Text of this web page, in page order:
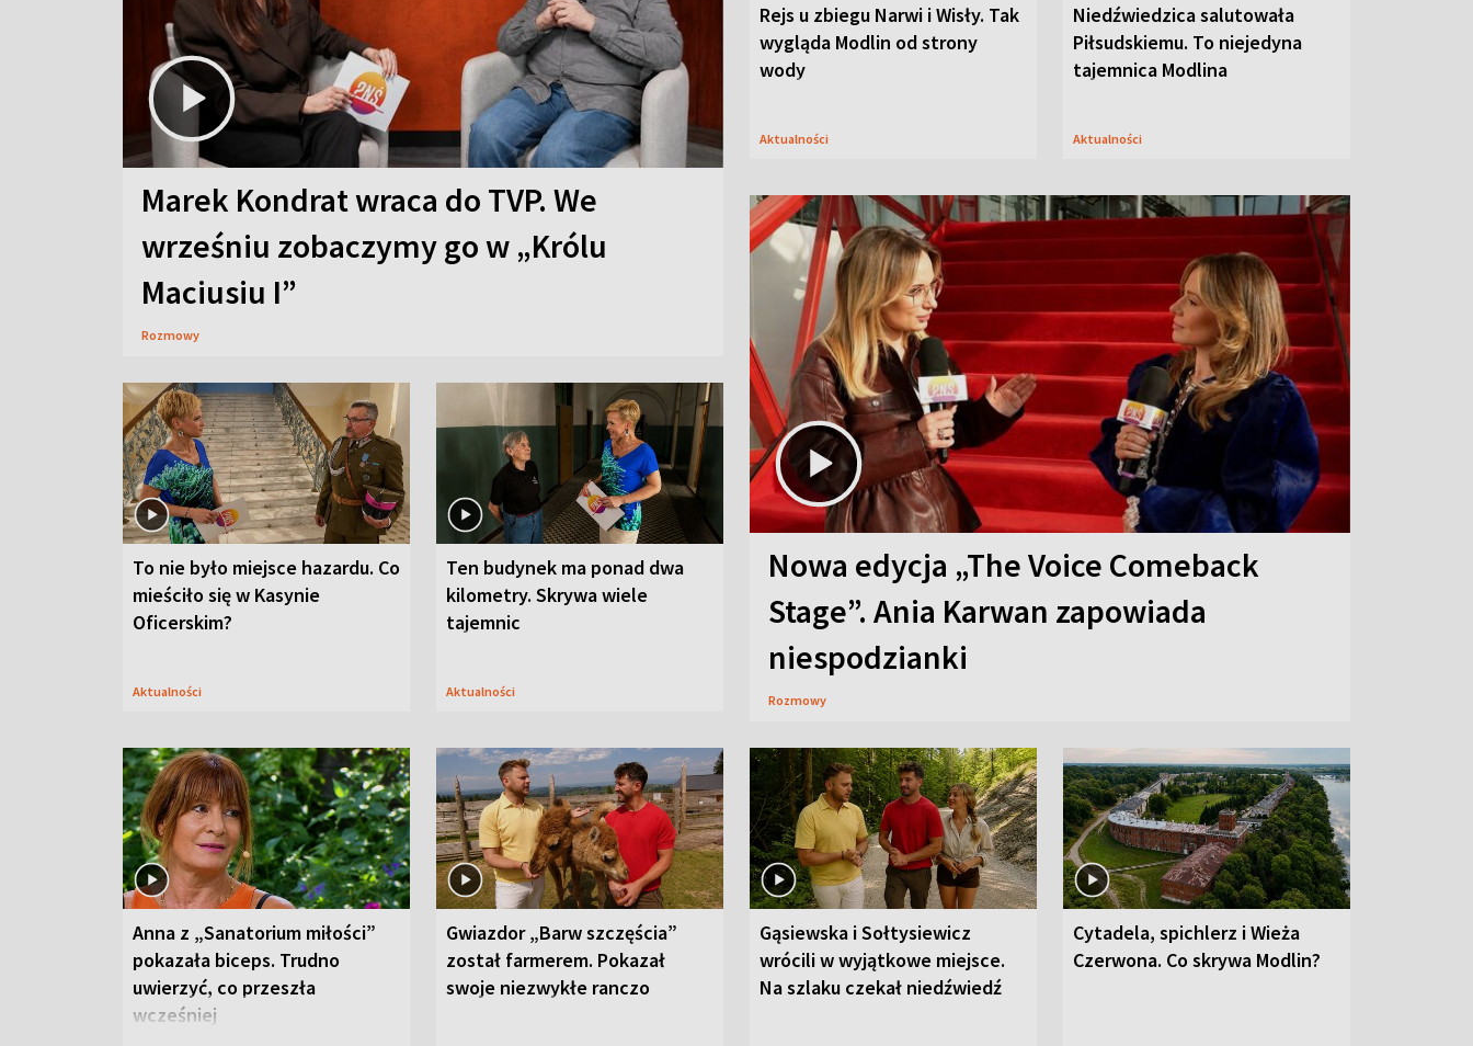
Marek Kondrat wraca do TVP. We
wrześniu zobaczymy go w „Królu
Maciusiu I”
Rozmowy
Rejs u zbiegu Narwi i Wisły. Tak
wygląda Modlin od strony
wody
Aktualności
Niedźwiedzica salutowała
Piłsudskiemu. To niejedyna
tajemnica Modlina
Aktualności
To nie było miejsce hazardu. Co
mieściło się w Kasynie
Oficerskim?
Aktualności
Ten budynek ma ponad dwa
kilometry. Skrywa wiele
tajemnic
Aktualności
Nowa edycja „The Voice Comeback
Stage”. Ania Karwan zapowiada
niespodzianki
Rozmowy
Anna z „Sanatorium miłości”
pokazała biceps. Trudno
uwierzyć, co przeszła
wcześniej
Gwiazdor „Barw szczęścia”
został farmerem. Pokazał
swoje niezwykłe ranczo
Gąsiewska i Sołtysiewicz
wrócili w wyjątkowe miejsce.
Na szlaku czekał niedźwiedź
Cytadela, spichlerz i Wieża
Czerwona. Co skrywa Modlin?